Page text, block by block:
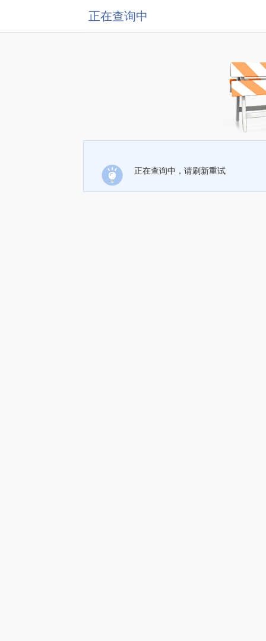
正在查询中
正在查询中，请刷新重试